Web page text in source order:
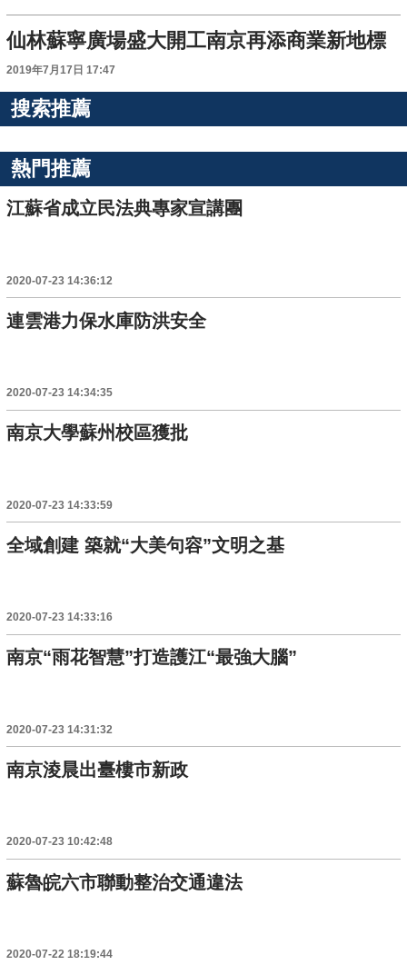
仙林蘇寧廣場盛大開工南京再添商業新地標
2019年7月17日 17:47
搜索推薦
熱門推薦
江蘇省成立民法典專家宣講團
2020-07-23 14:36:12
連雲港力保水庫防洪安全
2020-07-23 14:34:35
南京大學蘇州校區獲批
2020-07-23 14:33:59
全域創建 築就“大美句容”文明之基
2020-07-23 14:33:16
南京“雨花智慧”打造護江“最強大腦”
2020-07-23 14:31:32
南京淩晨出臺樓市新政
2020-07-23 10:42:48
蘇魯皖六市聯動整治交通違法
2020-07-22 18:19:44